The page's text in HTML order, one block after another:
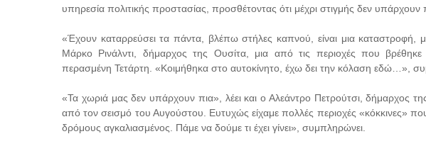
υπηρεσία πολιτικής προστασίας, προσθέτοντας ότι μέχρι στιγμής δεν υπάρχουν
«Έχουν καταρρεύσει τα πάντα, βλέπω στήλες καπνού, είναι μια καταστροφή,
Μάρκο Ρινάλντι, δήμαρχος της Ουσίτα, μια από τις περιοχές που
περασμένη Τετάρτη. «Κοιμήθηκα στο αυτοκίνητο, έχω δει την κόλαση εδώ…»,
«Τα χωριά μας δεν υπάρχουν πια», λέει και ο Αλεάντρο Πετρούτσι, δήμαρχος
από τον σεισμό του Αυγούστου. Ευτυχώς είχαμε πολλές περιοχές «κόκκινες»
δρόμους αγκαλιασμένος. Πάμε να δούμε τι έχει γίνει», συμπληρώνει.